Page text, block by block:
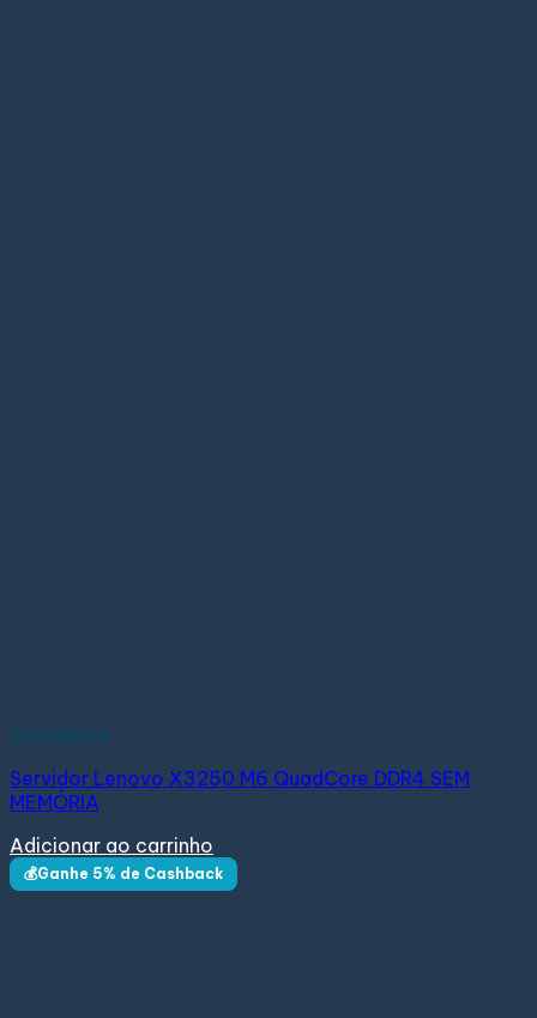
Servidores
Servidor Lenovo X3250 M6 QuadCore DDR4 SEM
MEMÓRIA
Adicionar ao carrinho
💰Ganhe 5% de Cashback